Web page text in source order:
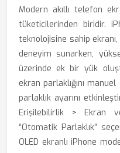
Modern akıllı telefon
tüketicilerinden biridir.
teknolojisine sahip ekranı,
deneyim sunarken,
üzerinde ek bir yük
ekran parlaklığını
parlaklık ayarını
Erişilebilirlik > Ekran
“Otomatik Parlaklık”
OLED ekranlı iPhone